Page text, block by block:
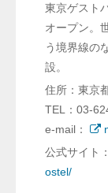
東京ゲスト
オープン。
う境界線の
設。
住所：東京
TEL：03-
e-mail：
公式サイト：
ostel/